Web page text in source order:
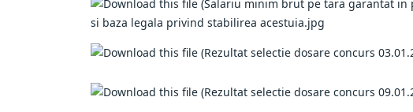
si baza legala privind stabilirea acestuia.jpg